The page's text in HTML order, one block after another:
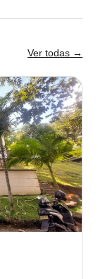
Ver todas →